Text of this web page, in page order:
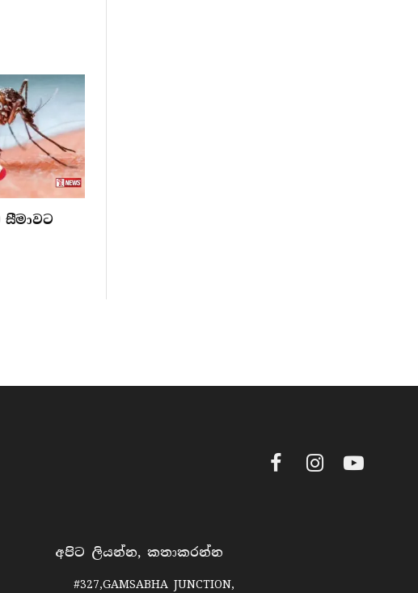
සීමාවට
FacebookInstagramYouTube
අපිට ලියන්න, කතාකරන්න
#327,GAMSABHA JUNCTION,